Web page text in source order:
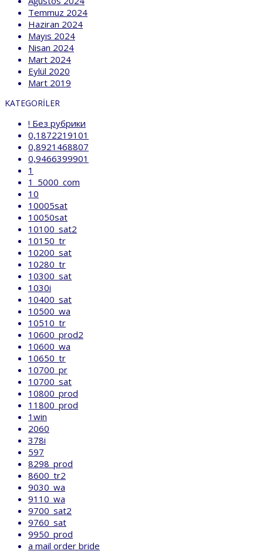
Temmuz 2024
Haziran 2024
Mayıs 2024
Nisan 2024
Mart 2024
Eylül 2020
Mart 2019
KATEGORILER
! Без рубрики
0,1872219101
0,8921468807
0,9466399901
1
1_5000_com
10
10005sat
10050sat
10100_sat2
10150_tr
10200_sat
10280_tr
10300_sat
1030i
10400_sat
10500_wa
10510_tr
10600_prod2
10600_wa
10650_tr
10700_pr
10700_sat
10800_prod
11800_prod
1win
2060
378i
597
8298_prod
8600_tr2
9030_wa
9110_wa
9700_sat2
9760_sat
9950_prod
a mail order bride